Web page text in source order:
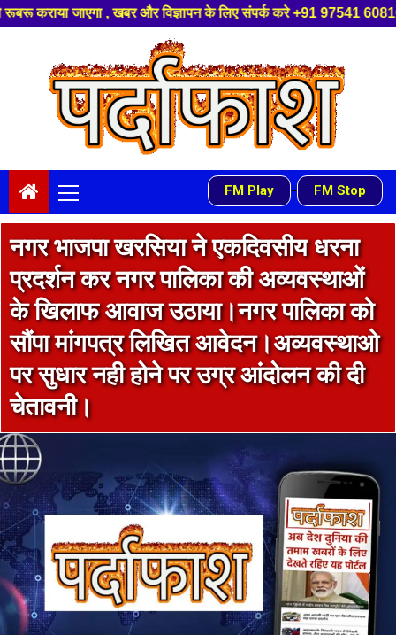
के लिए संपर्क करे +91 97541 60816 ,हमारे यूट्यूब चैनल को सबस्क्राइब
content
Menu
FM Play - FM Stop
नगर भाजपा खरसिया ने एकदिवसीय धरना
प्रदर्शन कर नगर पालिका की अव्यवस्थाओं
के खिलाफ आवाज उठाया।नगर पालिका को
सौंपा मांगपत्र लिखित आवेदन।अव्यवस्थाओ
पर सुधार नही होने पर उग्र आंदोलन की दी
चेतावनी।